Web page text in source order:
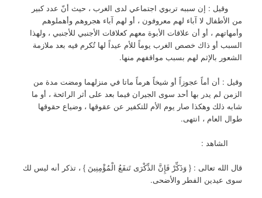
وقيل : إن سببه تربوي اجتماعي لدى الغرب ، حيث أنّ عدد كبير
من الأطفال لا آباء لهم معروفون ، أو لهم آباء هجروهم وأهملوهم
وأمهاتهم ، أو أن علاقات الأبوة معهم كعلاقات الأجنبي للأجنبي ، ولهذا
السبب أو ذاك خصص الغرب يوماً للأم عيداً لها تُكرم فيه بعد ملازمة
الشعور بالإثم لهم بسبب مواقفهم منها.
وقيل : أن أماً عجوزاً أو شيخاً هرماً ماتا في منزلهما ومضت مدة من
الزمن لم يدر بها أحد سوى الجيران فيما بعد على أثر الرائحة ، أو ما
شابه ذلك وهكذا صار يوم الأم للتكفير عن عقوقها ، وضياع حقوقها
طوال العام ، انتهى.
الشاهد :
قال الله تعالى : { وَذَكِّرْ فَإِنَّ الذِّكْرَى تَنفَعُ الْمُؤْمِنِينَ } ، تذكر أنه ليس لك
سوى عيدين الفطر والأضحى.